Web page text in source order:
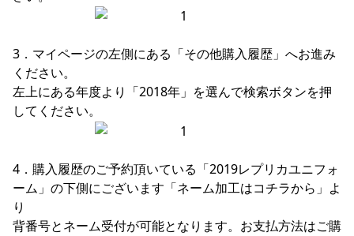
3．マイページの左側にある「その他購入履歴」へお進み
ください。
左上にある年度より「2018年」を選んで検索ボタンを押
4．購入履歴のご予約頂いている「2019レプリカユニフォ
ーム」の下側にございます「ネーム加工はコチラから」よ
り
背番号とネーム受付が可能となります。お支払方法はご購